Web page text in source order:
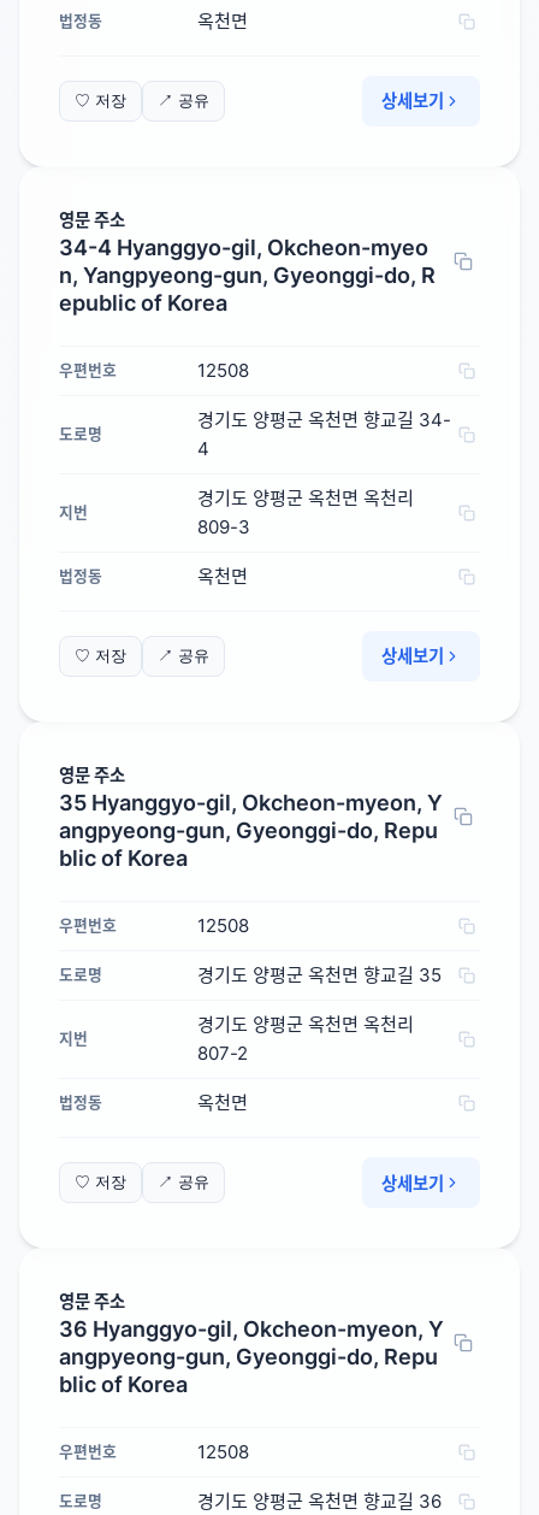
법정동 옥천면
♡ 저장 ↗ 공유 상세보기
영문 주소
34-4 Hyanggyo-gil, Okcheon-myeo
n, Yangpyeong-gun, Gyeonggi-do, R
epublic of Korea
우편번호 12508
도로명
경기도 양평군 옥천면 향교길 34-
4
지번
경기도 양평군 옥천면 옥천리
809-3
법정동 옥천면
♡ 저장 ↗ 공유 상세보기
영문 주소
35 Hyanggyo-gil, Okcheon-myeon, Y
angpyeong-gun, Gyeonggi-do, Repu
blic of Korea
우편번호 12508
도로명 경기도 양평군 옥천면 향교길 35
지번
경기도 양평군 옥천면 옥천리
807-2
법정동 옥천면
♡ 저장 ↗ 공유 상세보기
영문 주소
36 Hyanggyo-gil, Okcheon-myeon, Y
angpyeong-gun, Gyeonggi-do, Repu
blic of Korea
우편번호 12508
도로명 경기도 양평군 옥천면 향교길 36